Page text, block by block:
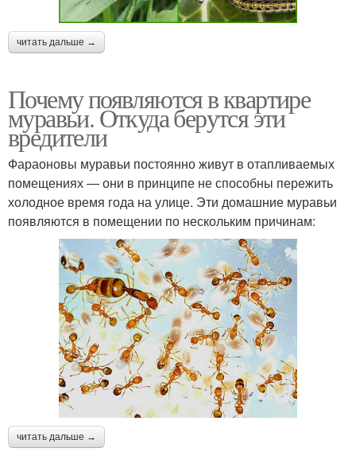
читать дальше →
Почему появляются в квартире
муравьи. Откуда берутся эти
вредители
Фараоновы муравьи постоянно живут в отапливаемых
помещениях — они в принципе не способны пережить
холодное время года на улице. Эти домашние муравьи
появляются в помещении по нескольким причинам:
читать дальше →